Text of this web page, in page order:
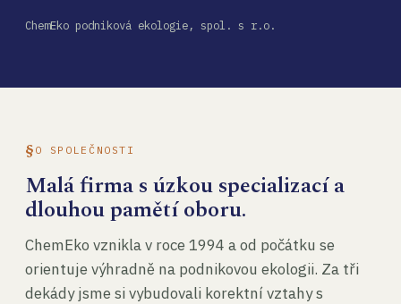
ChemEko podniková ekologie, spol. s r.o.
O SPOLEČNOSTI
Malá firma s úzkou specializací a
dlouhou pamětí oboru.
ChemEko vznikla v roce 1994 a od počátku se
orientuje výhradně na podnikovou ekologii. Za tři
dekády jsme si vybudovali korektní vztahy s